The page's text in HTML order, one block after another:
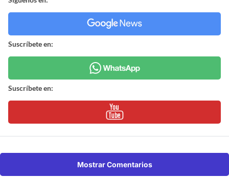
Suscríbete en:
Suscríbete en:
Mostrar Comentarios